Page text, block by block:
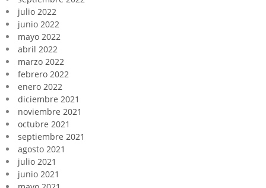
julio 2022
junio 2022
mayo 2022
abril 2022
marzo 2022
febrero 2022
enero 2022
diciembre 2021
noviembre 2021
octubre 2021
septiembre 2021
agosto 2021
julio 2021
junio 2021